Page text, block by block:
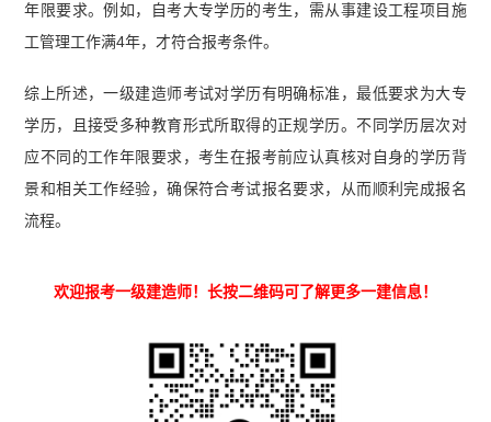
年限要求。例如，自考大专学历的考生，需从事建设工程项目施
工管理工作满4年，才符合报考条件。
综上所述，一级建造师考试对学历有明确标准，最低要求为大专
学历，且接受多种教育形式所取得的正规学历。不同学历层次对
应不同的工作年限要求，考生在报考前应认真核对自身的学历背
景和相关工作经验，确保符合考试报名要求，从而顺利完成报名
流程。
欢迎报考一级建造师！长按二维码可了解更多一建信息！